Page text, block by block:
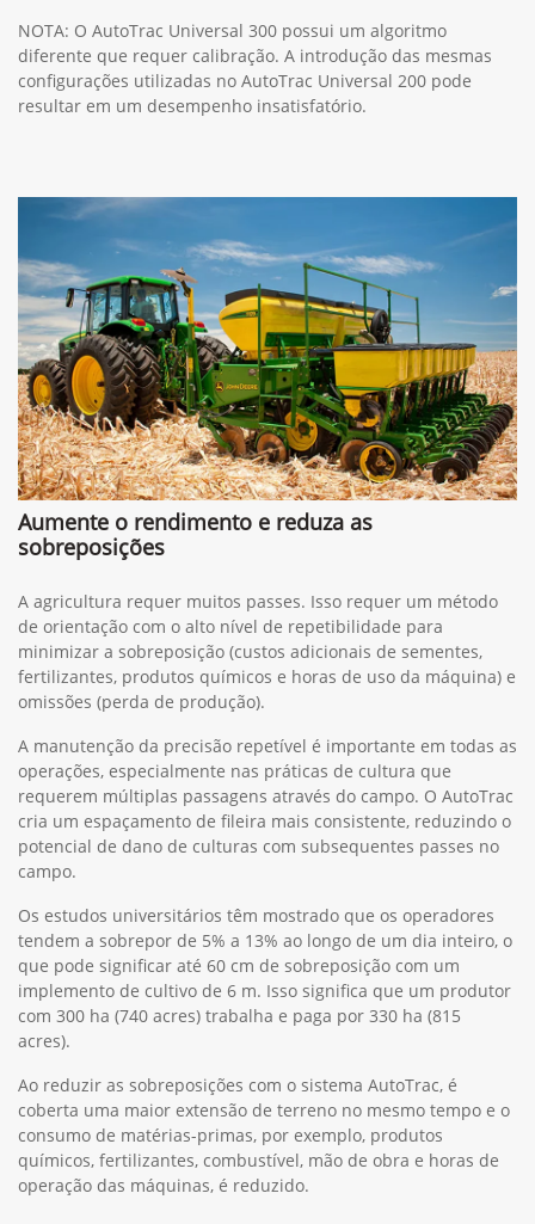
NOTA: O AutoTrac Universal 300 possui um algoritmo
diferente que requer calibração. A introdução das mesmas
configurações utilizadas no AutoTrac Universal 200 pode
resultar em um desempenho insatisfatório.
Aumente o rendimento e reduza as
sobreposições
A agricultura requer muitos passes. Isso requer um método
de orientação com o alto nível de repetibilidade para
minimizar a sobreposição (custos adicionais de sementes,
fertilizantes, produtos químicos e horas de uso da máquina) e
omissões (perda de produção).
A manutenção da precisão repetível é importante em todas as
operações, especialmente nas práticas de cultura que
requerem múltiplas passagens através do campo. O AutoTrac
cria um espaçamento de fileira mais consistente, reduzindo o
potencial de dano de culturas com subsequentes passes no
campo.
Os estudos universitários têm mostrado que os operadores
tendem a sobrepor de 5% a 13% ao longo de um dia inteiro, o
que pode significar até 60 cm de sobreposição com um
implemento de cultivo de 6 m. Isso significa que um produtor
com 300 ha (740 acres) trabalha e paga por 330 ha (815
acres).
Ao reduzir as sobreposições com o sistema AutoTrac, é
coberta uma maior extensão de terreno no mesmo tempo e o
consumo de matérias-primas, por exemplo, produtos
químicos, fertilizantes, combustível, mão de obra e horas de
operação das máquinas, é reduzido.